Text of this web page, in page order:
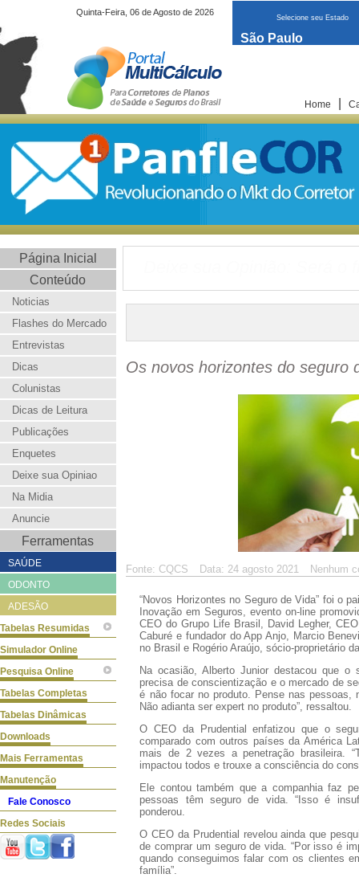
Selecione seu Estado
São Paulo
Home
Quinta-Feira, 06 de Agosto de 2026
Página Inicial
Conteúdo
Noticias
Flashes do Mercado
Entrevistas
Dicas
Colunistas
Dicas de Leitura
Publicações
Enquetes
Deixe sua Opiniao
Na Midia
Anuncie
Ferramentas
SAÚDE
ODONTO
ADESÃO
Tabelas Resumidas
Simulador Online
Pesquisa Online
Tabelas Completas
Tabelas Dinâmicas
Downloads
Mais Ferramentas
Manutenção
Fale Conosco
Redes Sociais
Os novos horizontes do seguro
Fonte: CQCS Data: 24 agosto 2021 Nenhum
“Novos Horizontes no Seguro de Vida” foi o
Inovação em Seguros, evento on-line
CEO do Grupo Life Brasil, David Legher,
Caburé e fundador do App Anjo, Marcio
no Brasil e Rogério Araújo, sócio-proprietário
Na ocasião, Alberto Junior destacou que
precisa de conscientização e o mercado de
é não focar no produto. Pense nas
Não adianta ser expert no produto”, ressaltou.
O CEO da Prudential enfatizou que o
comparado com outros países da América
mais de 2 vezes a penetração brasileira.
impactou todos e trouxe a consciência do
Ele contou também que a companhia faz
pessoas têm seguro de vida. “Isso é
ponderou.
O CEO da Prudential revelou ainda que
de comprar um seguro de vida. “Por isso é
quando conseguimos falar com os clientes
família”.